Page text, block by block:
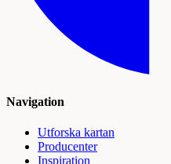
Navigation
Utforska kartan
Producenter
Inspiration